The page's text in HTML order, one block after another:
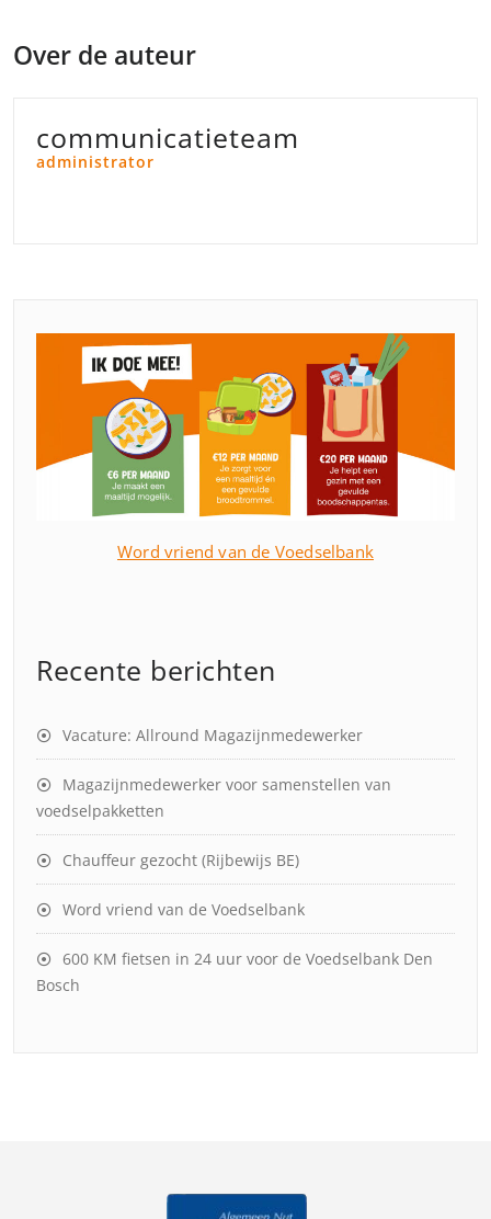
Over de auteur
communicatieteam
administrator
Word vriend van de Voedselbank
Recente berichten
Vacature: Allround Magazijnmedewerker
Magazijnmedewerker voor samenstellen van
voedselpakketten
Chauffeur gezocht (Rijbewijs BE)
Word vriend van de Voedselbank
600 KM fietsen in 24 uur voor de Voedselbank Den
Bosch